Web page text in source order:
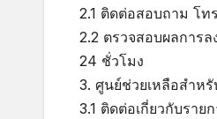
2.1 ติดต่อสอบถาม โท
2.2 ตรวจสอบผลการ
24 ชั่วโมง
3. ศูนย์ช่วยเหลือสำห
3.1 ติดต่อเกี่ยวกับราย